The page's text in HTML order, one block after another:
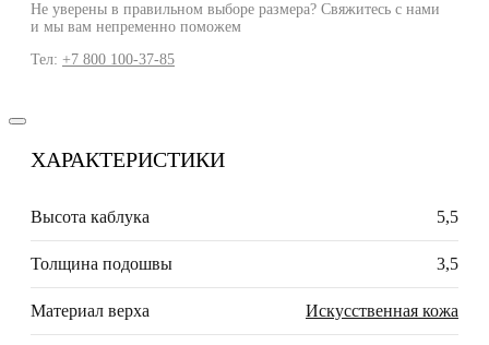
Не уверены в правильном выборе размера? Свяжитесь с нами
и мы вам непременно поможем
Тел: +7 800 100-37-85
ХАРАКТЕРИСТИКИ
Высота каблука 5,5
Толщина подошвы 3,5
Материал верха Искусственная кожа